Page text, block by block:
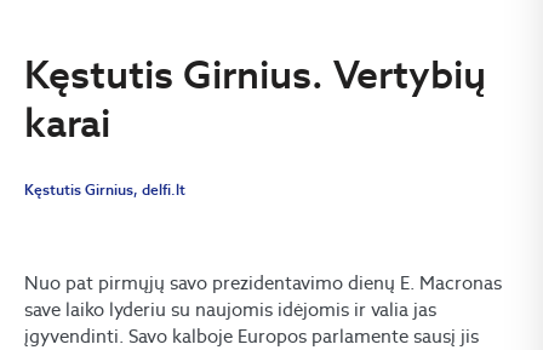
Kęstutis Girnius. Vertybių
karai
Kęstutis Girnius, delfi.lt
Nuo pat pirmųjų savo prezidentavimo dienų E. Macronas
save laiko lyderiu su naujomis idėjomis ir valia jas
įgyvendinti. Savo kalboje Europos parlamente sausį jis